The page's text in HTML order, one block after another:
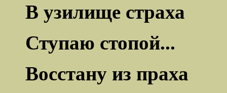
В узилище страха
Ступаю стопой...
Восстану из праха